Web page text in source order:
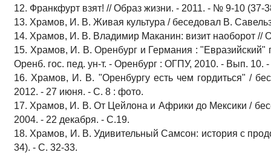
12. Франкфурт взят! // Образ жизни. - 2011. - № 9-10 (37-
13. Храмов, И. В. Живая культура / беседовал В.
14. Храмов, И. В. Владимир Маканин: визит наоборот //
15. Храмов, И. В. Оренбург и Германия : "Евразийский"
Оренб. гос. пед. ун-т. - Оренбург : ОГПУ, 2010. - Вып. 10.
16. Храмов, И. В. "Оренбургу есть чем гордиться" /
2012. - 27 июня. - С. 8 : фото.
17. Храмов, И. В. От Цейлона и Африки до Мексики /
2004. - 22 декабря. - С.19.
18. Храмов, И. В. Удивительный Самсон: история с
34). - С. 32-33.